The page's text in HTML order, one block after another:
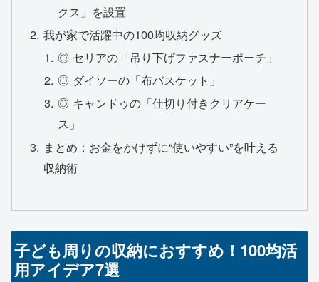
クス」を設置
我が家で活躍中の100均収納グッズ
◎ セリアの「吊り下げファスナーポーチ」
◎ ダイソーの「布バスケット」
◎ キャンドゥの「仕切り付きクリアケー
ス」
まとめ：お金をかけずに“使いやすい”を叶える
収納術
子ども周りの収納におすすめ！100均活
用アイデア7選